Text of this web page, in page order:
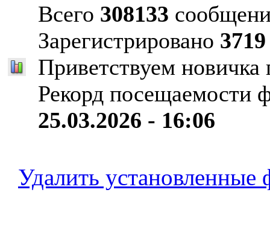
Всего 308133
Зарегистрировано 3719
Приветствуем
Рекорд посещаемости
25.03.2026 - 16:06
Удалить